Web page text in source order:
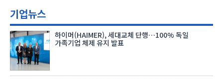
기업뉴스
하이머(HAIMER), 세대교체 단행…100% 독일
가족기업 체제 유지 발표